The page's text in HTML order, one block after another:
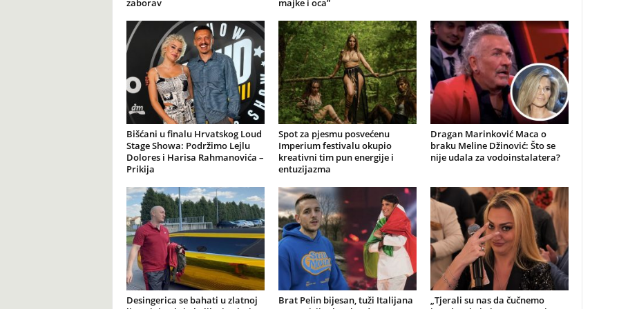
zaborav majke i oca”
Bišćani u finalu Hrvatskog Loud
Stage Showa: Podržimo Lejlu
Dolores i Harisa Rahmanovića –
Prikija
Spot za pjesmu posvećenu
Imperium festivalu okupio
kreativni tim pun energije i
entuzijazma
Dragan Marinković Maca o
braku Meline Džinović: Što se
nije udala za vodoinstalatera?
Desingerica se bahati u zlatnoj
Brat Pelin bijesan, tuži Italijana
„Tjerali su nas da čučnemo